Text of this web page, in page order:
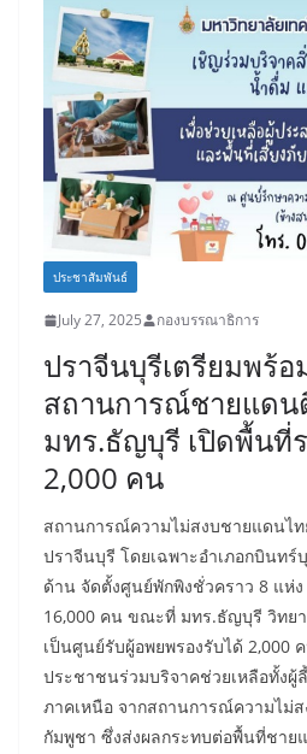
ประชาสัมพันธ์
July 27, 2025 กองบรรณาธิการ
ปราจีนบุรีเตรียมพร้
สถานการณ์ชายแดน
มทร.ธัญบุรี เปิดพื้นที่
2,000 คน
สถานการณ์ความไม่สงบชายแดนไ
ปราจีนบุรี โดยเฉพาะอำเภอกบินทร์
ด้าน จัดตั้งศูนย์พักพิงชั่วคราว 8 แห่ง
16,000 คน ขณะที่ มทร.ธัญบุรี วิทย
เป็นศูนย์รับผู้อพยพรองรับได้ 2,000
ประชาชนร่วมบริจาคช่วยเหลือทั้ง
ภาคเหนือ จากสถานการณ์ความไม่
กัมพูชา ซึ่งส่งผลกระทบต่อพื้นที่ชาย